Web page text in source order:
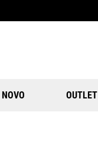
NOVO OUTLET